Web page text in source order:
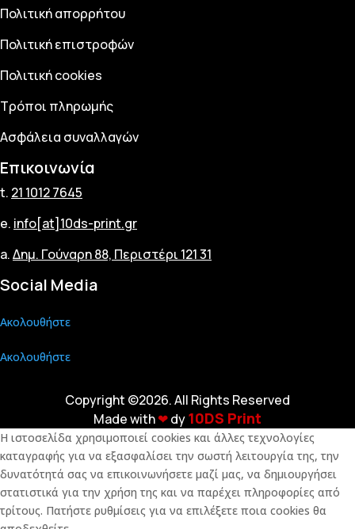
Πολιτική απορρήτου
Πολιτική επιστροφών
Πολιτική cookies
Τρόποι πληρωμής
Ασφάλεια συναλλαγών
Επικοινωνία
t. 21 1012 7645
e. info[at]10ds-print.gr
a.Δημ. Γούναρη 88, Περιστέρι 121 31
Social Media
Ακολουθήστε
Ακολουθήστε
Copyright ©2026. All Rights Reserved
Made with❤︎dy10DS Print
Η ιστοσελίδα χρησιμοποιεί cookies και άλλες τεχνολογίες
καταγραφής για να εξασφαλίσει την σωστή λειτουργία της, την
δυνατότητά σας να επικοινωνήσετε μαζί μας, να δημιουργήσει
στατιστικά για την χρήση της και να παρέχει πληροφορίες από
τρίτους. Πατήστε ρυθμίσεις για να επιλέξετε ποια cookies θα